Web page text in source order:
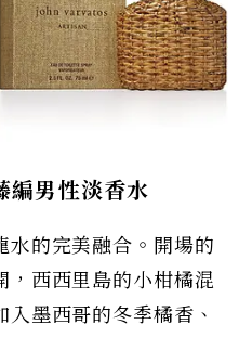
男性淡香水
水的完美融合。開場的
，西西里島的小柑橘混
墨西哥的冬季橘香、